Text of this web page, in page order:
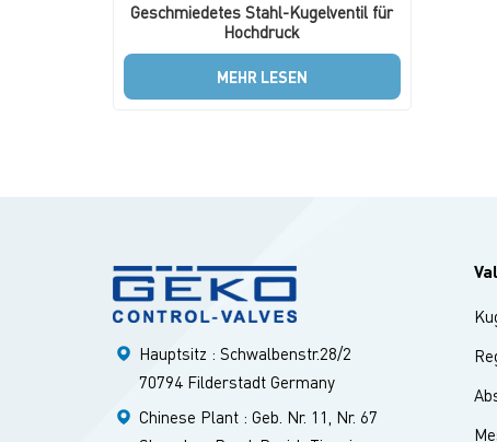
Geschmiedetes Stahl-Kugelventil für
Hochdruck
MEHR LESEN
Hauptsitz : Schwalbenstr.28/2
70794 Filderstadt Germany
Chinese Plant : Geb. Nr. 11, Nr. 67